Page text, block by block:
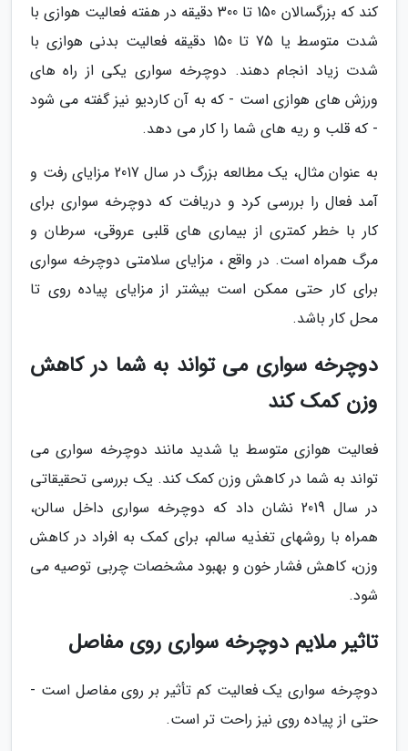
کند که بزرگسالان 150 تا 300 دقیقه در هفته فعالیت هوازی با
شدت متوسط یا 75 تا 150 دقیقه فعالیت بدنی هوازی با
شدت زیاد انجام دهند. دوچرخه سواری یکی از راه های
ورزش های هوازی است - که به آن کاردیو نیز گفته می شود
- که قلب و ریه های شما را کار می دهد.
به عنوان مثال، یک مطالعه بزرگ در سال 2017 مزایای رفت و
آمد فعال را بررسی کرد و دریافت که دوچرخه سواری برای
کار با خطر کمتری از بیماری های قلبی عروقی، سرطان و
مرگ همراه است. در واقع ، مزایای سلامتی دوچرخه سواری
برای کار حتی ممکن است بیشتر از مزایای پیاده روی تا
محل کار باشد.
دوچرخه سواری می تواند به شما در کاهش
وزن کمک کند
فعالیت هوازی متوسط یا شدید مانند دوچرخه سواری می
تواند به شما در کاهش وزن کمک کند. یک بررسی تحقیقاتی
در سال 2019 نشان داد که دوچرخه سواری داخل سالن،
همراه با روشهای تغذیه سالم، برای کمک به افراد در کاهش
وزن، کاهش فشار خون و بهبود مشخصات چربی توصیه می
شود.
تاثیر ملایم دوچرخه سواری روی مفاصل
دوچرخه سواری یک فعالیت کم تأثیر بر روی مفاصل است -
حتی از پیاده روی نیز راحت تر است.